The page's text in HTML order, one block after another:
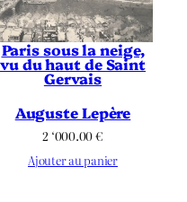
Paris sous la neige,
vu du haut de Saint
Gervais
Auguste Lepère
2 ‘000.00€
Ajouter au panier